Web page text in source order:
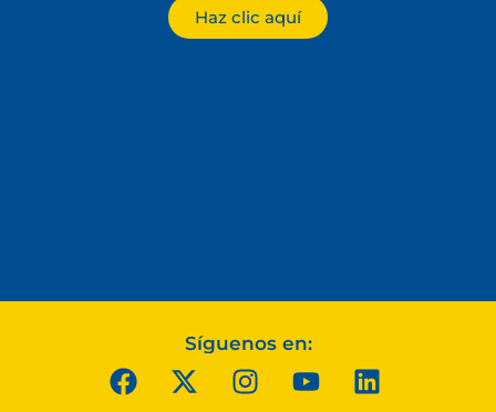
Haz clic aquí
Síguenos en: